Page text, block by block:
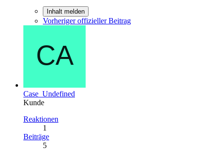
Inhalt melden
Vorheriger offizieller Beitrag
Case_Undefined
Kunde
Reaktionen
1
Beiträge
5